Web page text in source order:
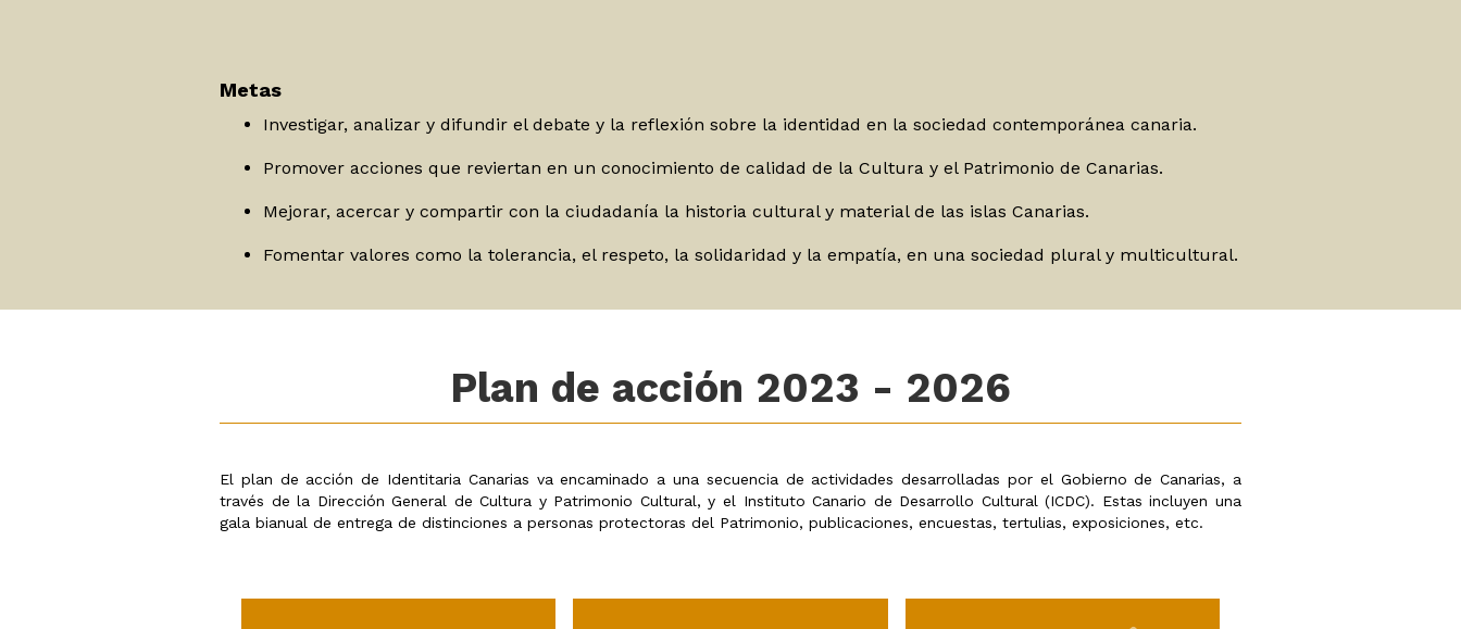
Metas
Investigar, analizar y difundir el debate y la reflexión sobre la identidad en la sociedad contemporánea canaria.
Promover acciones que reviertan en un conocimiento de calidad de la Cultura y el Patrimonio de Canarias.
Mejorar, acercar y compartir con la ciudadanía la historia cultural y material de las islas Canarias.
Fomentar valores como la tolerancia, el respeto, la solidaridad y la empatía, en una sociedad plural y multicultural.
Plan de acción 2023 - 2026
El plan de acción de Identitaria Canarias va encaminado a una secuencia de actividades desarrolladas por el Gobierno de Canarias, a
través de la Dirección General de Cultura y Patrimonio Cultural, y el Instituto Canario de Desarrollo Cultural (ICDC). Estas incluyen una
gala bianual de entrega de distinciones a personas protectoras del Patrimonio, publicaciones, encuestas, tertulias, exposiciones, etc.